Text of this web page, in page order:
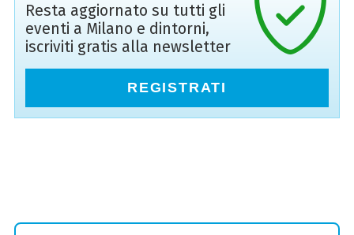
Resta aggiornato su tutti gli
eventi a Milano e dintorni,
iscriviti gratis alla newsletter
REGISTRATI